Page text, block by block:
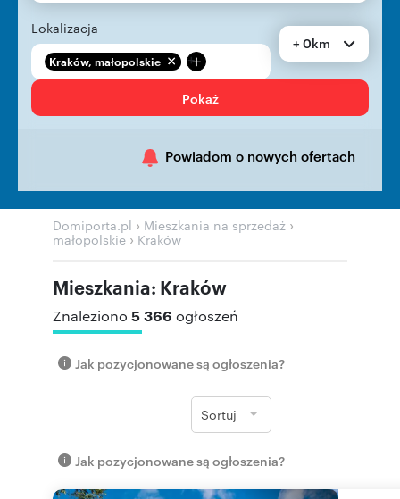
Lokalizacja
Kraków, małopolskie +
+ 0km
Pokaż
Powiadom o nowych ofertach
Domiporta.pl › Mieszkania na sprzedaż ›
małopolskie › Kraków
Mieszkania: Kraków
Znaleziono 5 366 ogłoszeń
Jak pozycjonowane są ogłoszenia?
Sortuj
Jak pozycjonowane są ogłoszenia?